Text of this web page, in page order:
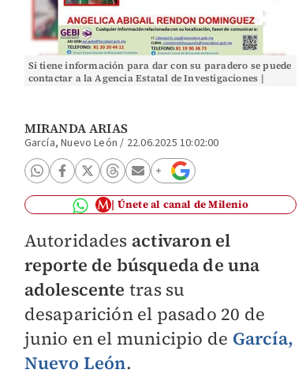
Si tiene información para dar con su paradero se puede
contactar a la Agencia Estatal de Investigaciones |
MIRANDA ARIAS
García, Nuevo León / 22.06.2025 10:02:00
Únete al canal de Milenio
Autoridades activaron el
reporte de búsqueda de una
adolescente tras su
desaparición el pasado 20 de
junio en el municipio de García,
Nuevo León.